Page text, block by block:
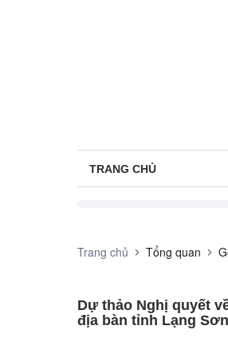
TRANG CHỦ
Trang chủ Tổng quan
Dự thảo Nghị quyết
địa bàn tỉnh Lạng Sơn